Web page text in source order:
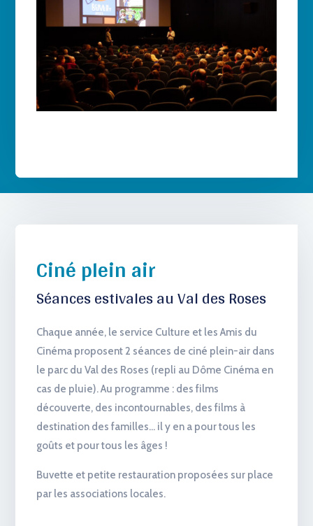
Ciné plein air
Séances estivales au Val des Roses
Chaque année, le service Culture et les Amis du
Cinéma proposent 2 séances de ciné plein-air dans
le parc du Val des Roses (repli au Dôme Cinéma en
cas de pluie). Au programme : des films
découverte, des incontournables, des films à
destination des familles… il y en a pour tous les
goûts et pour tous les âges !
Buvette et petite restauration proposées sur place
par les associations locales.